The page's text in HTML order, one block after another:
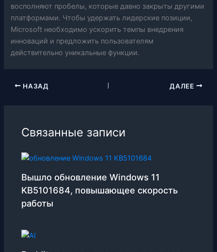
восполняют пробелы, которые давно закрыты другими
платформами. Чтобы удержать лидерские позиции,
Microsoft необходимо ускорить темпы внедрения
инноваций и предложить пользователям
действительно уникальные функции.
НАЗАД ДАЛЕЕ
Связанные записи
Вышло обновление Windows 11
KB5101684, повышающее скорость
работы